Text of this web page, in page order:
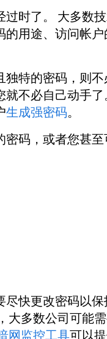
时了。 大多数
用途、访问帐
特的密码，则不
不必自己动手
生成强密码。
码，或者您甚至
快更改密码以
大多数公司可能
网监控工具可以